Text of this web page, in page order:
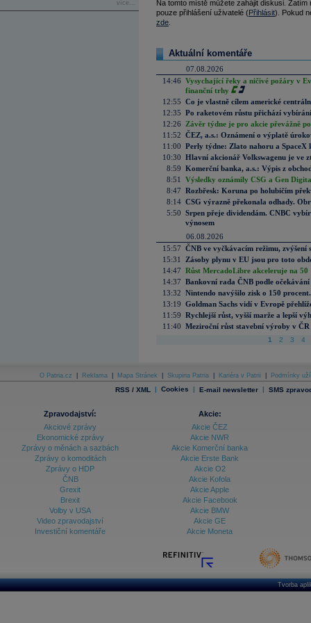
více...
Na tomto místě můžete zahájit diskusi.
pouze přihlášení uživatelé (Přihlásit). Pokud
zde
Aktuální komentáře
07.08.2026
14:46 Vysychající řeky a ničivé požáry v
finanční trhy
12:55 Co je vlastně cílem americké
12:35 Po raketovém růstu přichází
12:26
Závěr týdne je pro akcie převážně
11:52 ČEZ, a.s.: Oznámení o výplatě
11:00 Perly týdne: Zlato nahoru a SpaceX
10:30 Hlavní akcionář Volkswagenu je ve
8:59 Komerční banka, a.s.: Výpis z
8:51
Výsledky oznámily CSG a Gen
8:47 Rozbřesk: Koruna po holubičím
8:14 CSG výrazně překonala odhady.
5:50 Srpen přeje dividendám. CNBC
výnosem
06.08.2026
15:57 ČNB ve vyčkávacím režimu, zvýšení
15:31
Zásoby plynu v EU jsou pro toto
14:47 Růst MercadoLibre akceleruje na
14:37 Bankovní rada ČNB podle
13:32 Nintendo navýšilo zisk o 150
13:19 Goldman Sachs vidí v Evropě
11:59 Rychlejší růst, vyšší marže a lepší
11:40 Meziroční růst stavební výroby v
1 2 3 4
O Patria.cz Reklama Mapa Stránek Skupina Patria Kariéra v Patrii Podmínky
RSS / XML | Cookies | E-mail newsletter | SMS
Zpravodajství:
Akciové zprávy
Ekonomické zprávy
Zprávy o měnách a sazbách
Zprávy o komoditách
Zprávy o HDP
ČNB
Grexit
Brexit
Volby v USA
Video zpravodajství
Investiční komentáře
Akcie:
Akcie ČEZ
Akcie NWR
Akcie Komerční banka
Akcie Erste Bank
Akcie O2
Akcie Kofola
Akcie Apple
Akcie Facebook
Akcie BMW
Akcie GE
Akcie Moneta
Tvorba